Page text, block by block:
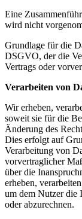
Eine
wird nicht
Grundlage für die
DSGVO, der die
Vertrags oder
Verarbeiten von
Wir erheben,
soweit sie für die
Änderung des
Dies erfolgt auf
Verarbeitung von
vorvertraglicher
über die
erheben,
um dem Nutzer die
oder abzurechnen.